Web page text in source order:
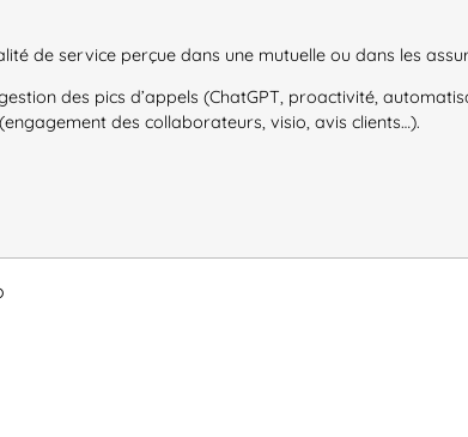
de service perçue dans une mutuelle ou dans les
des pics d’appels (ChatGPT, proactivité,
des collaborateurs, visio, avis clients…).